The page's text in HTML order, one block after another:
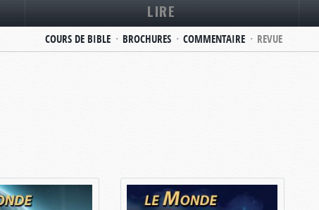
LIRE
COURS DE BIBLE BROCHURES COMMENTAIRE REVUE